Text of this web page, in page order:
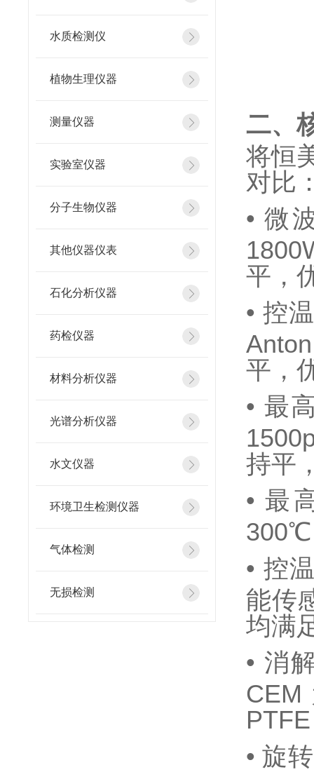
水质检测仪
植物生理仪器
测量仪器
实验室仪器
分子生物仪器
其他仪器仪表
石化分析仪器
药检仪器
材料分析仪器
光谱分析仪器
水文仪器
环境卫生检测仪器
气体检测
无损检测
二、
将恒
对比
• 微
平，
• 控
平，
• 最
持平
• 最
• 控
能传
均满
• 消
CEM
• 旋